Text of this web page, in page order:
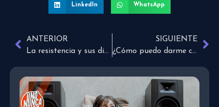
LinkedIn WhatsApp
ANTERIOR
La resistencia y sus diversos órdenes
SIGUIENTE
¿Cómo puedo darme cuenta si estoy en una relación tóxica?